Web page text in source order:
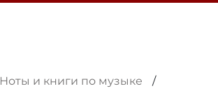
Ноты и книги по музыке
/